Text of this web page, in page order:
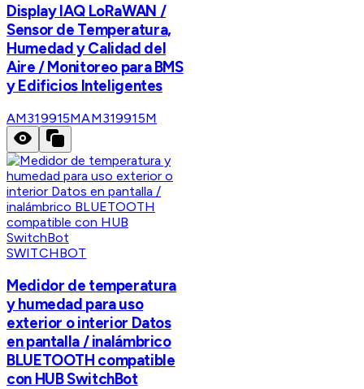
Display IAQ LoRaWAN /
Sensor de Temperatura,
Humedad y Calidad del
Aire / Monitoreo para BMS
y Edificios Inteligentes
AM319915MAM319915M
SWITCHBOT
Medidor de temperatura
y humedad para uso
exterior o interior Datos
en pantalla / inalámbrico
BLUETOOTH compatible
con HUB SwitchBot